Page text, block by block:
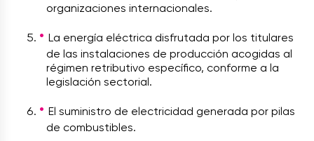
organizaciones internacionales.
La energía eléctrica disfrutada por los titulares
de las instalaciones de producción acogidas al
régimen retributivo específico, conforme a la
legislación sectorial.
El suministro de electricidad generada por pilas
de combustibles.